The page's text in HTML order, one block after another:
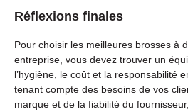
Réflexions finales
Pour choisir les meilleures brosses à
entreprise, vous devez trouver un
l’hygiène, le coût et la responsabilité
tenant compte des besoins de vos
marque et de la fiabilité du